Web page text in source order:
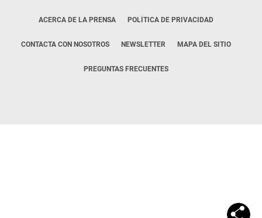
ACERCA DE LA PRENSA POLÍTICA DE PRIVACIDAD
CONTACTA CON NOSOTROS NEWSLETTER MAPA DEL SITIO
PREGUNTAS FRECUENTES